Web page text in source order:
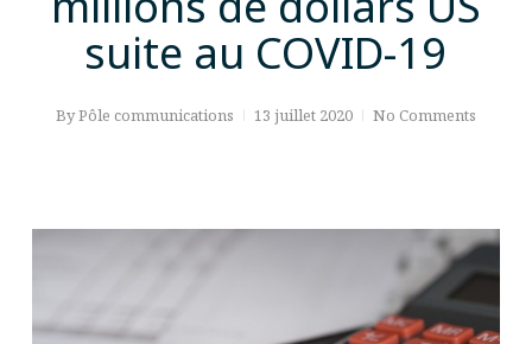
suite au COVID-19
ByPôle communications 13 juillet 2020 No Comments